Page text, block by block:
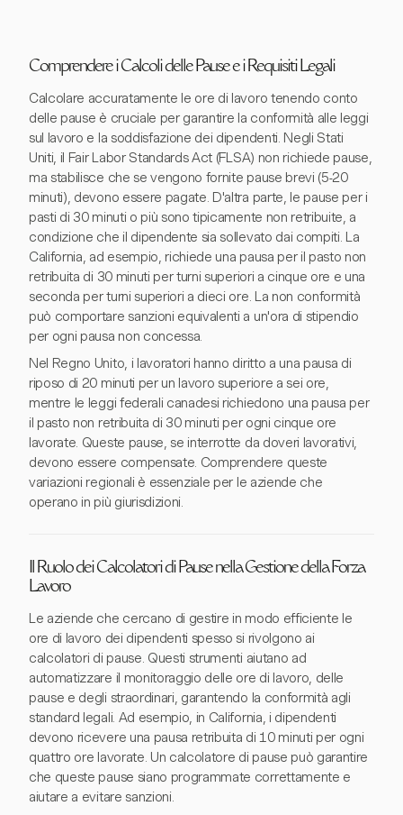
Comprendere i Calcoli delle Pause e i Requisiti Legali
Calcolare accuratamente le ore di lavoro tenendo conto
delle pause è cruciale per garantire la conformità alle leggi
sul lavoro e la soddisfazione dei dipendenti. Negli Stati
Uniti, il Fair Labor Standards Act (FLSA) non richiede pause,
ma stabilisce che se vengono fornite pause brevi (5-20
minuti), devono essere pagate. D'altra parte, le pause per i
pasti di 30 minuti o più sono tipicamente non retribuite, a
condizione che il dipendente sia sollevato dai compiti. La
California, ad esempio, richiede una pausa per il pasto non
retribuita di 30 minuti per turni superiori a cinque ore e una
seconda per turni superiori a dieci ore. La non conformità
può comportare sanzioni equivalenti a un'ora di stipendio
per ogni pausa non concessa.
Nel Regno Unito, i lavoratori hanno diritto a una pausa di
riposo di 20 minuti per un lavoro superiore a sei ore,
mentre le leggi federali canadesi richiedono una pausa per
il pasto non retribuita di 30 minuti per ogni cinque ore
lavorate. Queste pause, se interrotte da doveri lavorativi,
devono essere compensate. Comprendere queste
variazioni regionali è essenziale per le aziende che
operano in più giurisdizioni.
Il Ruolo dei Calcolatori di Pause nella Gestione della Forza
Lavoro
Le aziende che cercano di gestire in modo efficiente le
ore di lavoro dei dipendenti spesso si rivolgono ai
calcolatori di pause. Questi strumenti aiutano ad
automatizzare il monitoraggio delle ore di lavoro, delle
pause e degli straordinari, garantendo la conformità agli
standard legali. Ad esempio, in California, i dipendenti
devono ricevere una pausa retribuita di 10 minuti per ogni
quattro ore lavorate. Un calcolatore di pause può garantire
che queste pause siano programmate correttamente e
aiutare a evitare sanzioni.